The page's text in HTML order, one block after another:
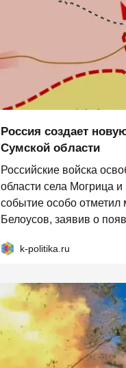
Россия создает
Сумской области
Российские войска
области села Могрица
событие особо
Белоусов, заявив о
k-politika.ru